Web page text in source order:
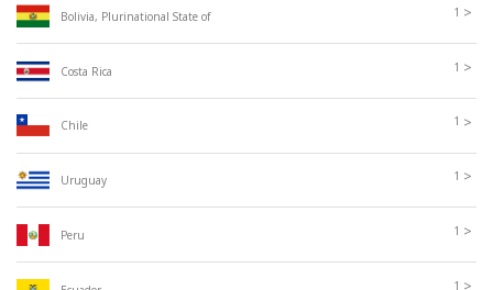
Bolivia, Plurinational State of 1 >
Costa Rica 1 >
Chile 1 >
Uruguay 1 >
Peru 1 >
1 >